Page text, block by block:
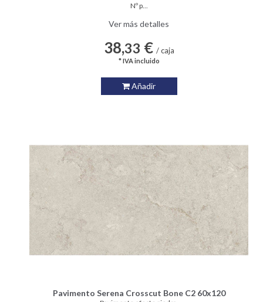
Nº p...
Ver más detalles
38,33 € / caja
* IVA incluido
Añadir
Pavimento Serena Crosscut Bone C2 60x120